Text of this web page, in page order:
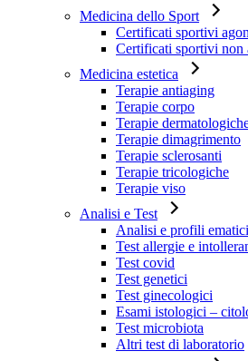
Medicina dello Sport
Certificati sportivi
Certificati sportivi non
Medicina estetica
Terapie antiaging
Terapie corpo
Terapie
Terapie dimagrimento
Terapie sclerosanti
Terapie tricologiche
Terapie viso
Analisi e Test
Analisi e profili ematici
Test allergie e
Test covid
Test genetici
Test ginecologici
Esami istologici –
Test microbiota
Altri test di laboratorio